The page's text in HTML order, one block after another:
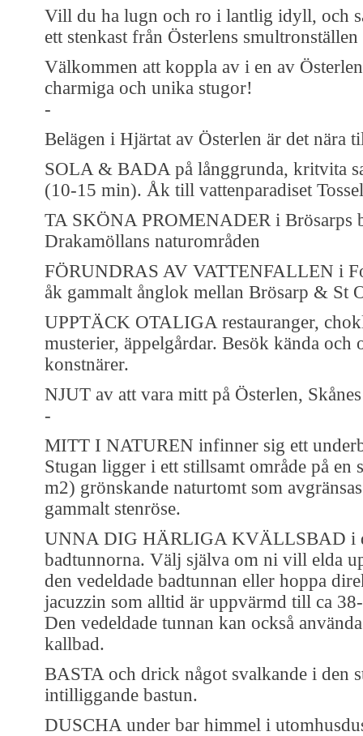
Vill du ha lugn och ro i lantlig idyll, och
ett stenkast från Österlens
Välkommen att koppla av i en av
charmiga och unika stugor!
-
Belägen i Hjärtat av Österlen är det nära
SOLA & BADA på långgrunda, kritvita
(10-15 min). Åk till vattenparadiset
TA SKÖNA PROMENADER i Brösarps
Drakamöllans naturområden
FÖRUNDRAS AV VATTENFALLEN i
åk gammalt ånglok mellan Brösarp & St
UPPTÄCK OTALIGA restauranger,
musterier, äppelgårdar. Besök kända och
konstnärer.
NJUT av att vara mitt på Österlen,
-
MITT I NATUREN infinner sig ett
Stugan ligger i ett stillsamt område på en
m2) grönskande naturtomt som
gammalt stenröse.
UNNA DIG HÄRLIGA KVÄLLSBAD i
badtunnorna. Välj själva om ni vill elda
den vedeldade badtunnan eller hoppa
jacuzzin som alltid är uppvärmd till ca
Den vedeldade tunnan kan också
kallbad.
BASTA och drick något svalkande i den
intilliggande bastun.
DUSCHA under bar himmel i